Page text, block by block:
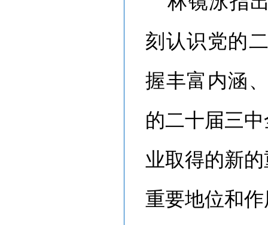
刻认识党的
握丰富内涵
的二十届三
业取得的新
重要地位和